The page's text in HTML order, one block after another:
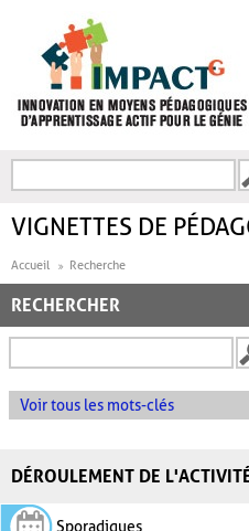
FORMULAIRE DE
VIGNETTES DE
Accueil Recherche
RECHERCHER
Voir tous les mots-clés
DÉROULEMENT DE
Sporadiques